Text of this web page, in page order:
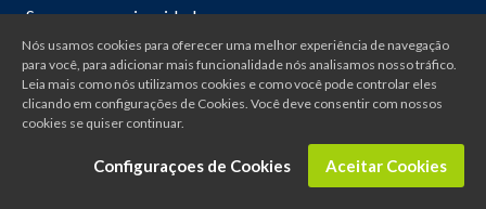
- Segurança e privacidade
- Termos de uso
- Portfolios
SUPORTE
Nós usamos cookies para oferecer uma melhor experiência de navegação
para você, para adicionar mais funcionalidade nós analisamos nosso tráfico.
Leia mais como nós utilizamos cookies e como você pode controlar eles
clicando em configurações de Cookies. Você deve consentir com nossos
cookies se quiser continuar.
Configuraçoes de Cookies Aceitar Cookies